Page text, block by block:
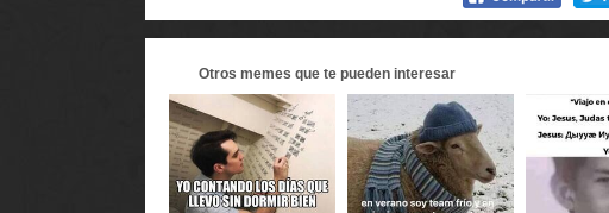
Otros memes que te pueden interesar